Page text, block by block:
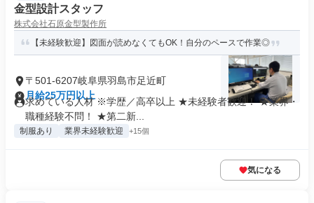
金型設計スタッフ
株式会社石原金型製作所
【未経験歓迎】図面が読めなくてもOK！自分のペースで作業◎
〒501-6207岐阜県羽島市足近町
月給25万円以上
求めている人材 ※学歴／高卒以上 ★未経験者歓迎！ ★業界・
職種経験不問！ ★第二新...
制服あり 業界未経験歓迎 +15個
気になる